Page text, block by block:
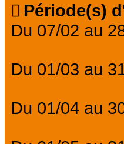
Période(s)
Du 07/02 au
Du 01/03 au
Du 01/04 au